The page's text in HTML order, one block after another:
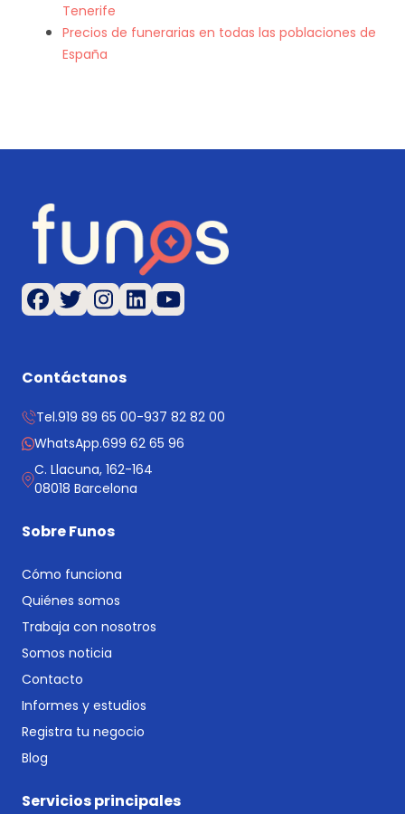
Tenerife
Precios de funerarias en todas las poblaciones de
España
Contáctanos
Tel.919 89 65 00-937 82 82 00
WhatsApp.699 62 65 96
C. Llacuna, 162-164
08018 Barcelona
Sobre Funos
Cómo funciona
Quiénes somos
Trabaja con nosotros
Somos noticia
Contacto
Informes y estudios
Registra tu negocio
Blog
Servicios principales